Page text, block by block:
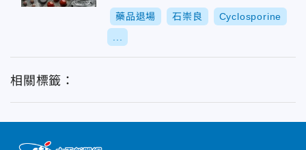
藥品退場 石崇良 Cyclosporine
相關標籤：